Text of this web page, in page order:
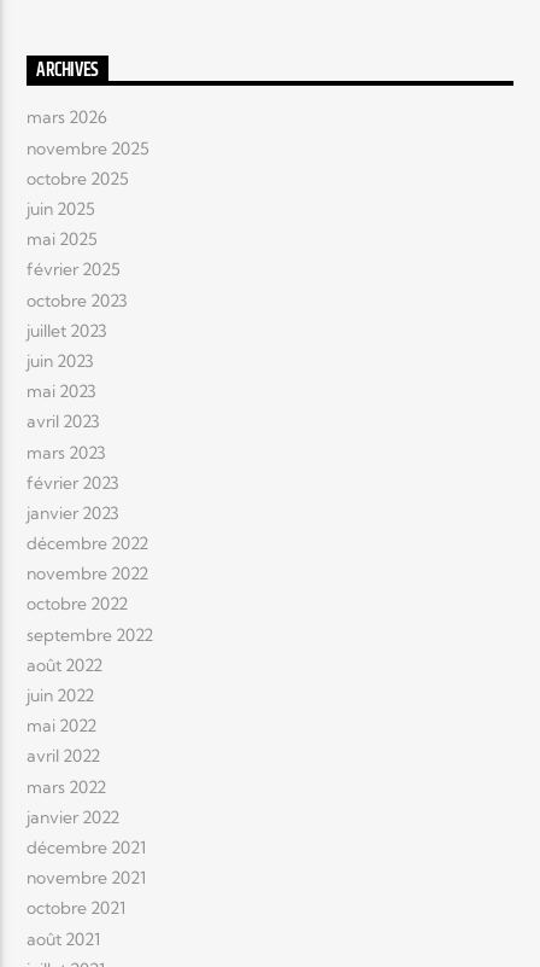
ARCHIVES
mars 2026
novembre 2025
octobre 2025
juin 2025
mai 2025
février 2025
octobre 2023
juillet 2023
juin 2023
mai 2023
avril 2023
mars 2023
février 2023
janvier 2023
décembre 2022
novembre 2022
octobre 2022
septembre 2022
août 2022
juin 2022
mai 2022
avril 2022
mars 2022
janvier 2022
décembre 2021
novembre 2021
octobre 2021
août 2021